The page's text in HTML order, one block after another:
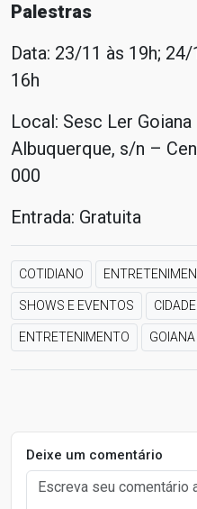
Palestras
Data: 23/11 às 19h;
16h
Local: Sesc Ler
Albuquerque, s/n –
000
Entrada: Gratuita
COTIDIANO
SHOWS E EVENTOS
ENTRETENIMENTO GOIANA
Deixe um comentário